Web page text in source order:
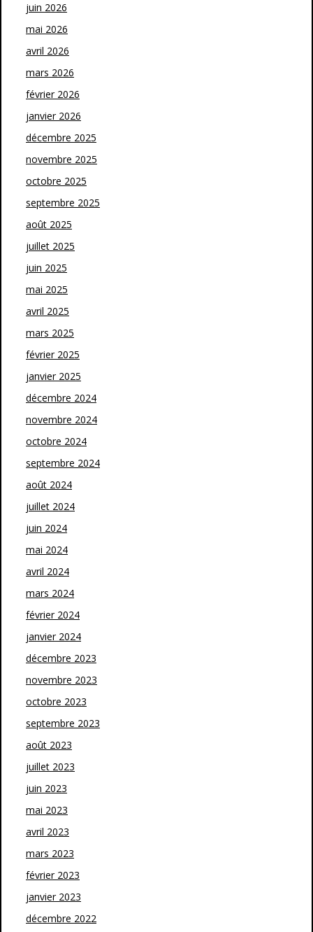
juin 2026
mai 2026
avril 2026
mars 2026
février 2026
janvier 2026
décembre 2025
novembre 2025
octobre 2025
septembre 2025
août 2025
juillet 2025
juin 2025
mai 2025
avril 2025
mars 2025
février 2025
janvier 2025
décembre 2024
novembre 2024
octobre 2024
septembre 2024
août 2024
juillet 2024
juin 2024
mai 2024
avril 2024
mars 2024
février 2024
janvier 2024
décembre 2023
novembre 2023
octobre 2023
septembre 2023
août 2023
juillet 2023
juin 2023
mai 2023
avril 2023
mars 2023
février 2023
janvier 2023
décembre 2022